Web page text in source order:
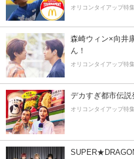
オリコンタイアップ特
森崎ウィン×向井
ん！
オリコンタイアップ特
デカすぎ都市伝
オリコンタイアップ特